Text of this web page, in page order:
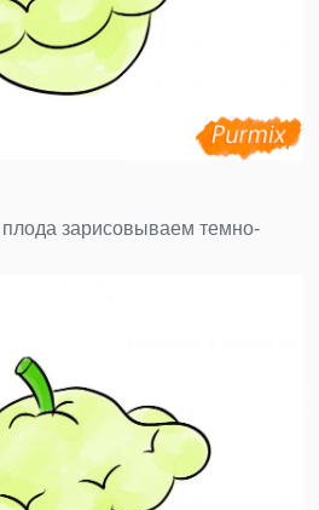
зарисовываем темно-